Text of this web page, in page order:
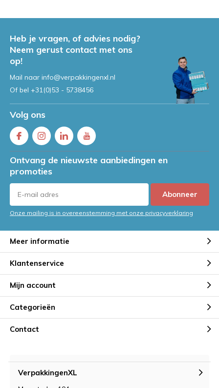
Heb je vragen, of advies nodig?
Neem gerust contact met ons
op!
Mail naar info@verpakkingenxl.nl
Of bel +31(0)53 - 5738456
Volg ons
Ontvang de nieuwste aanbiedingen en
promoties
Abonneer
Onze mailing is in overeenstemming met onze privacyverklaring
Meer informatie
Klantenservice
Mijn account
Categorieën
Contact
VerpakkingenXL